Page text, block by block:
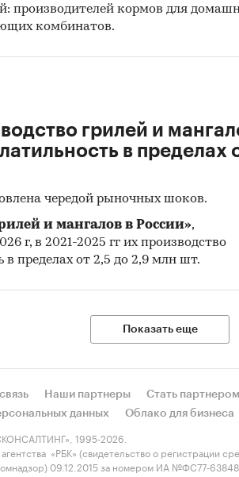
производителей кормов для
комбинатов.
грилей и
в пределах
чередой рыночных шоков.
и мангалов в России»,
г, в 2021-2025 гг их производство
в пределах от 2,5 до 2,9 млн шт.
Показать еще
Наши партнеры Стать партнером
данных
Облако для бизнеса
1995-2026.
«РБК» (свидетельство о регистрации
09.12.2015 за номером ИА №ФС77-